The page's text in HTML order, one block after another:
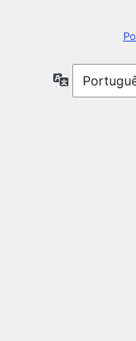
Idioma